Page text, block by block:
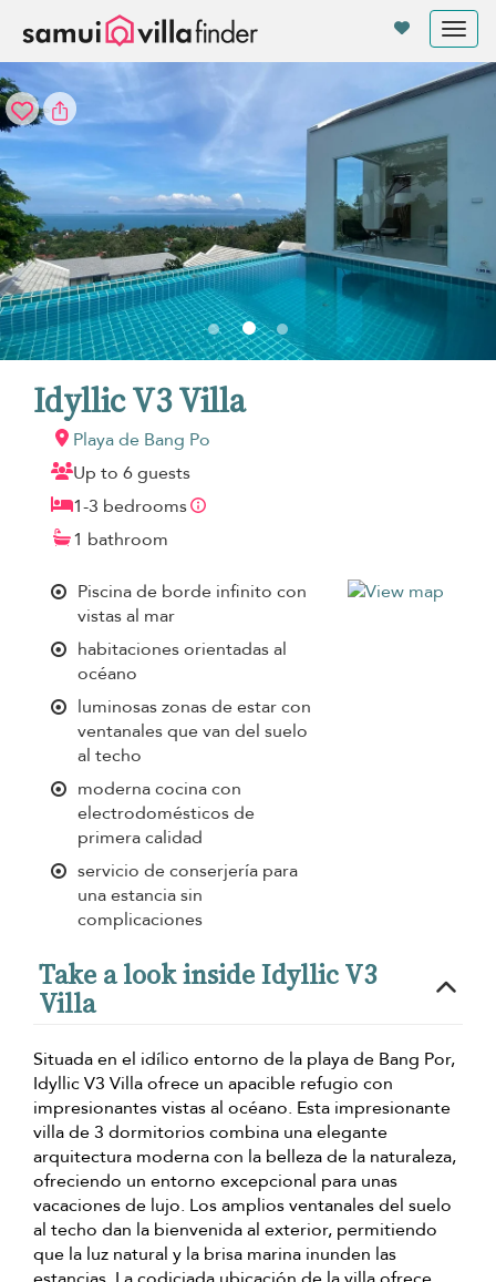
Idyllic V3 Villa
Playa de Bang Po
Up to 6 guests
1-3 bedrooms
1 bathroom
Piscina de borde infinito con
vistas al mar
habitaciones orientadas al
océano
luminosas zonas de estar con
ventanales que van del suelo
al techo
moderna cocina con
electrodomésticos de
primera calidad
servicio de conserjería para
una estancia sin
complicaciones
Take a look inside Idyllic V3
Villa
Situada en el idílico entorno de la playa de Bang Por,
Idyllic V3 Villa ofrece un apacible refugio con
impresionantes vistas al océano. Esta impresionante
villa de 3 dormitorios combina una elegante
arquitectura moderna con la belleza de la naturaleza,
ofreciendo un entorno excepcional para unas
vacaciones de lujo. Los amplios ventanales del suelo
al techo dan la bienvenida al exterior, permitiendo
que la luz natural y la brisa marina inunden las
Panel de gestión de cookies